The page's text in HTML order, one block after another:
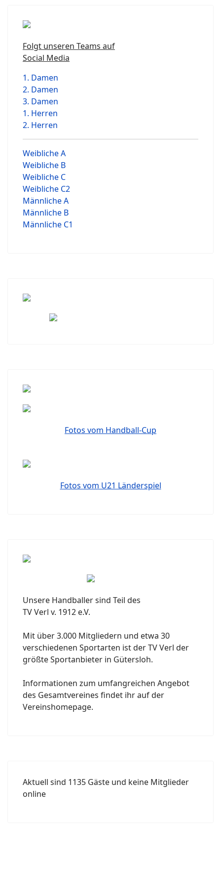
Folgt unseren Teams auf
Social Media
1. Damen
2. Damen
3. Damen
1. Herren
2. Herren
Weibliche A
Weibliche B
Weibliche C
Weibliche C2
Männliche A
Männliche B
Männliche C1
Fotos vom Handball-Cup
Fotos vom U21 Länderspiel
Unsere Handballer sind Teil des
TV Verl v. 1912 e.V.
Mit über 3.000 Mitgliedern und etwa 30
verschiedenen Sportarten ist der TV Verl der
größte Sportanbieter in Gütersloh.
Informationen zum umfangreichen Angebot
des Gesamtvereines findet ihr auf der
Vereinshomepage.
Aktuell sind 1135 Gäste und keine Mitglieder
online